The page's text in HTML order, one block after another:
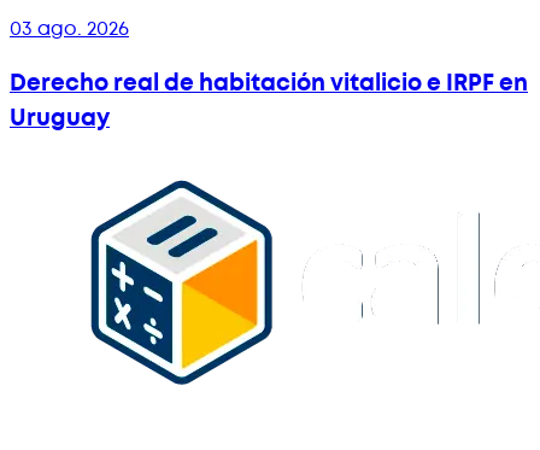
03 ago. 2026
Derecho real de habitación vitalicio e IRPF en
Uruguay